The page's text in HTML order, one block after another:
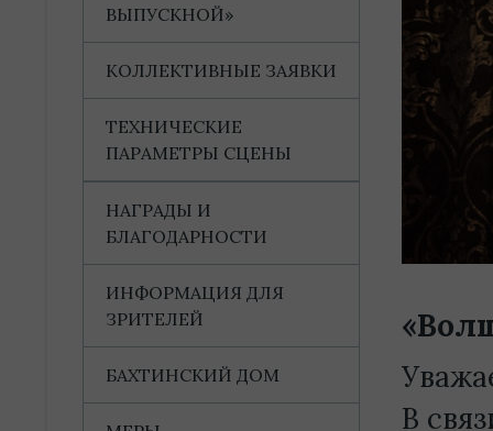
В
ВЫПУСКНОЙ»
КОЛЛЕКТИВНЫЕ ЗАЯВКИ
ТЕХНИЧЕСКИЕ
ПАРАМЕТРЫ СЦЕНЫ
НАГРАДЫ И
БЛАГОДАРНОСТИ
ИНФОРМАЦИЯ ДЛЯ
ЗРИТЕЛЕЙ
БАХТИНСКИЙ ДОМ